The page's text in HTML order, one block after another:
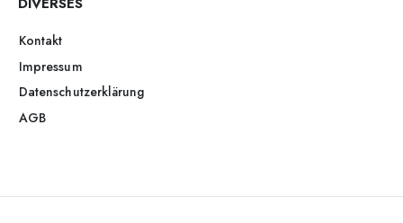
Kontakt
Impressum
Datenschutzerklärung
AGB